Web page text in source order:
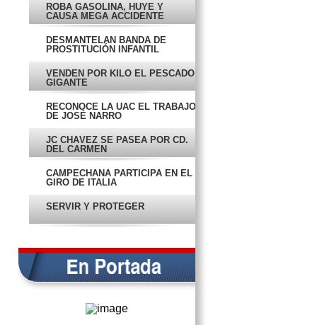
ROBA GASOLINA, HUYE Y
CAUSA MEGA ACCIDENTE
DESMANTELAN BANDA DE
PROSTITUCIÓN INFANTIL
VENDEN POR KILO EL PESCADO
GIGANTE
RECONOCE LA UAC EL TRABAJO
DE JOSÉ NARRO
JC CHÁVEZ SE PASEA POR CD.
DEL CARMEN
CAMPECHANA PARTICIPA EN EL
GIRO DE ITALIA
SERVIR Y PROTEGER
LEGITIMIDAD
HOMBRE-MUJER, VERDADERO
MATRIMONIO: OBISPO